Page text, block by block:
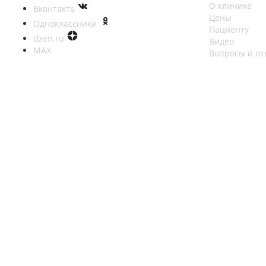
Вконтакте
Одноклассники
dzen.ru
MAX
О клинике
Цены
Пациенту
Видео
Вопросы и